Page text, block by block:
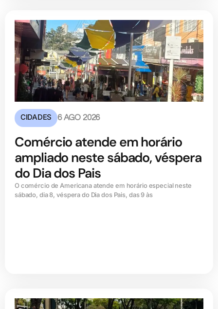
CIDADES 6 AGO 2026
Comércio atende em horário
ampliado neste sábado, véspera
do Dia dos Pais
O comércio de Americana atende em horário especial neste
sábado, dia 8, véspera do Dia dos Pais, das 9 às